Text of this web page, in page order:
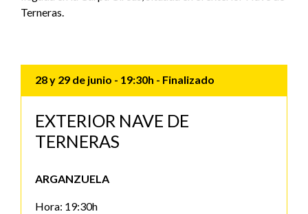
Terneras.
28 y 29 de junio - 19:30h - Finalizado
EXTERIOR NAVE DE
TERNERAS
ARGANZUELA
Hora: 19:30h